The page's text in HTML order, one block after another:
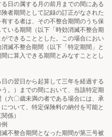
日の属する月の前月までの間にある
者期間として記録の訂正がなされた
する者は、その不整合期間のうち保
いる期間（以下「時効消滅不整合期
できることとした。この場合におい
滅不整合期間（以下「特定期間」と
に算入できる期間とみなすこととし
の翌日から起算して三年を経過する
。）までの間において、当該特定期
六〇歳未満の者である場合には、承
ついて、特定保険料の納付を可能と
係）
不整合期間となった期間が第三号被